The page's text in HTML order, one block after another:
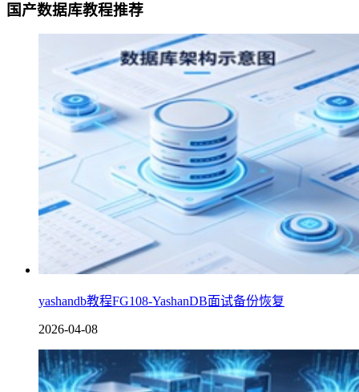
国产数据库教程推荐
yashandb教程FG108-YashanDB面试备份恢复
2026-04-08